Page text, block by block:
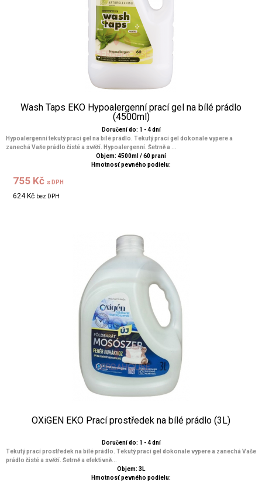
Wash Taps EKO Hypoalergenní prací gel na bílé prádlo
(4500ml)
Doručení do: 1 - 4 dní
Hypoalergenní tekutý prací gel na bílé prádlo. Tekutý prací gel dokonale vypere a
zanechá Vaše prádlo čisté a svěží. Hypoalergenní. Šetrně a ...
Objem: 4500ml / 60 praní
Hmotnosť pevného podielu:
755 Kč s DPH
624 Kč bez DPH
OXiGEN EKO Prací prostředek na bílé prádlo (3L)
Doručení do: 1 - 4 dní
Tekutý prací prostředek na bílé prádlo. Tekutý prací gel dokonale vypere a zanechá Vaše
prádlo čisté a svěží. Šetrně a efektivně...
Objem: 3L
Hmotnosť pevného podielu: